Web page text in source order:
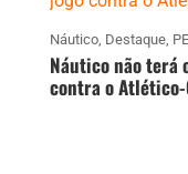
Náutico, Destaque, PE
Náutico não terá
contra o Atlético-